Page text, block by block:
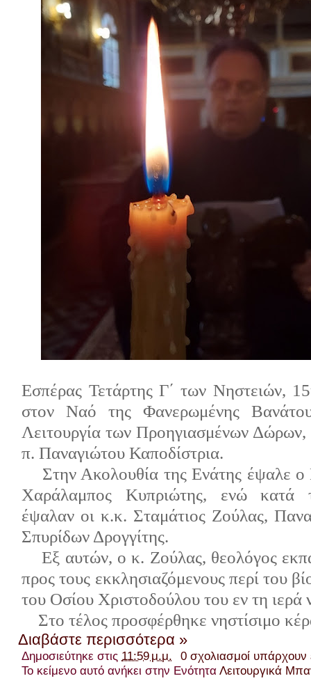
Εσπέρας Τετάρτης Γ΄ των Νηστειών,
στον Ναό της Φανερωμένης
Λειτουργία των Προηγιασμένων
π. Παναγιώτου Καποδίστρια.
Στην Ακολουθία της Ενάτης έψαλε
Χαράλαμπος Κυπριώτης, ενώ κατά
έψαλαν οι κ.κ. Σταμάτιος Ζούλας,
Σπυρίδων Δρογγίτης.
Εξ αυτών, ο κ. Ζούλας, θεολόγος
προς τους εκκλησιαζόμενους περί του
του Οσίου Χριστοδούλου του εν τη
Στο τέλος προσφέρθηκε νηστίσιμο
Διαβάστε περισσότερα »
Δημοσιεύτηκε στις 11:59 μ.μ.
0 σχολιασμοί
Το κείμενο αυτό ανήκει στην ΕνότηταΛειτουργικά